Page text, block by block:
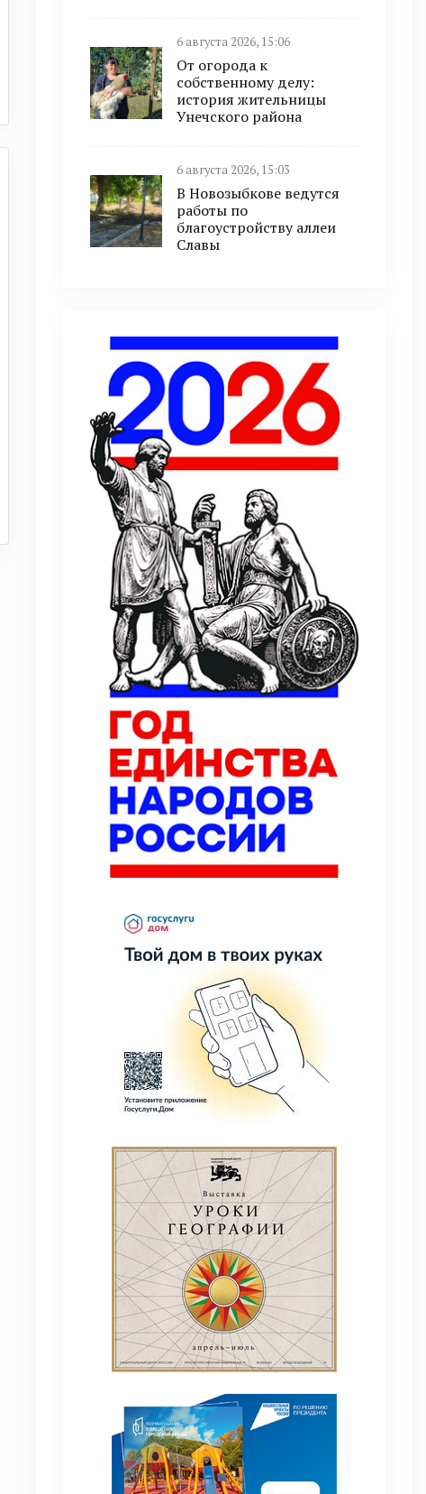
6 августа 2026, 15:06
От огорода к
собственному делу:
история жительницы
Унечского района
6 августа 2026, 15:03
В Новозыбкове ведутся
работы по
благоустройству аллеи
Славы